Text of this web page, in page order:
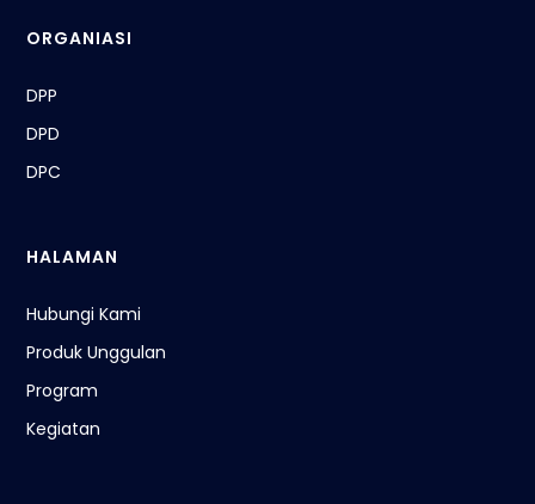
ORGANIASI
DPP
DPD
DPC
HALAMAN
Hubungi Kami
Produk Unggulan
Program
Kegiatan